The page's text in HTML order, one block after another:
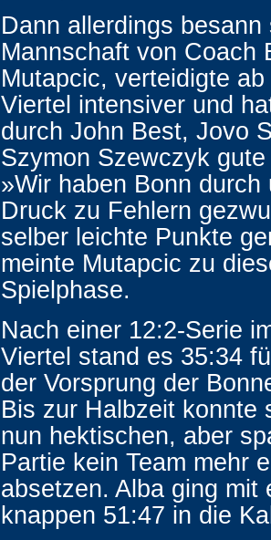
Dann allerdings besann
Mannschaft von Coach
Mutapcic, verteidigte
Viertel intensiver und
durch John Best, Jovo
Szymon Szewczyk
»Wir haben Bonn durch
Druck zu Fehlern
selber leichte Punkte
meinte Mutapcic zu
Spielphase.
Nach einer 12:2-Serie
Viertel stand es 35:34
der Vorsprung der
Bis zur Halbzeit konnte
nun hektischen, aber
Partie kein Team mehr
absetzen. Alba ging mit
knappen 51:47 in die